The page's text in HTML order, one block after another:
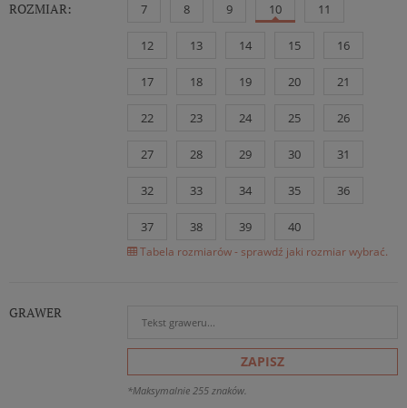
ROZMIAR: 7 8 9 10 11
12 13 14 15 16
17 18 19 20 21
22 23 24 25 26
27 28 29 30 31
32 33 34 35 36
37 38 39 40
Tabela rozmiarów - sprawdź jaki rozmiar wybrać.
GRAWER
ZAPISZ
*Maksymalnie 255 znaków.